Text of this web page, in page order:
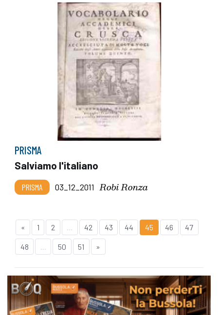
PRISMA
Salviamo l'italiano
PRISMA 03_12_2011 Robi Ronza
« 1 2 ... 42 43 44 45 46 47
48 50 51 »